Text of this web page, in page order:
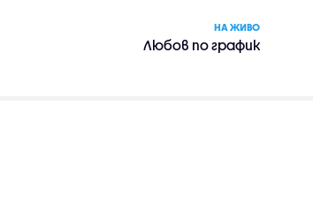
НА ЖИВО
Любов по график